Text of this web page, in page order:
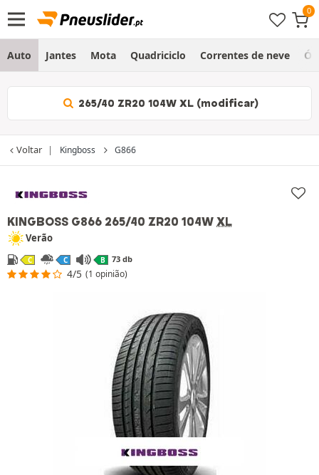
Auto Jantes Mota Quadriciclo Correntes de neve
265/40 ZR20 104W XL (modificar)
Voltar Kingboss G866
KINGBOSS G866 265/40 ZR20 104W XL
Verão
C C B 73 db
4/5 (1 opinião)